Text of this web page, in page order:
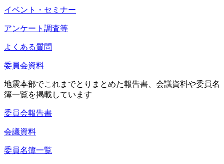
イベント・セミナー
アンケート調査等
よくある質問
委員会資料
地震本部でこれまでとりまとめた報告書、会議資料や委員名
簿一覧を掲載しています
委員会報告書
会議資料
委員名簿一覧